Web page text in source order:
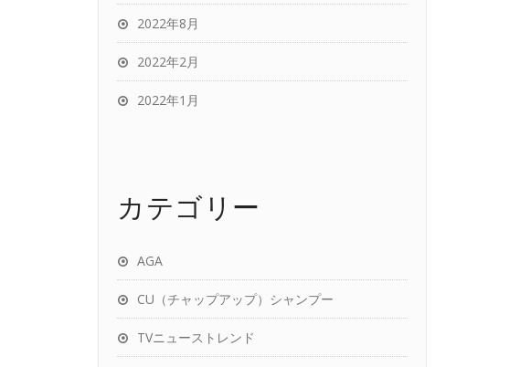
2022年8月
2022年2月
2022年1月
カテゴリー
AGA
CU（チャップアップ）シャンプー
TVニューストレンド